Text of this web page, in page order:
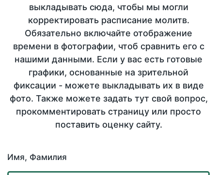
выкладывать сюда, чтобы мы могли
корректировать расписание молитв.
Обязательно включайте отображение
времени в фотографии, чтоб сравнить его с
нашими данными. Если у вас есть готовые
графики, основанные на зрительной
фиксации - можете выкладывать их в виде
фото. Также можете задать тут свой вопрос,
прокомментировать страницу или просто
поставить оценку сайту.
Имя, Фамилия